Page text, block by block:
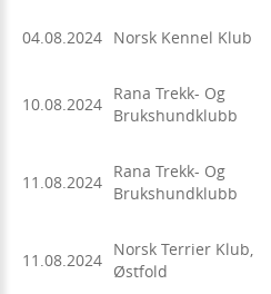
04.08.2024 Norsk Kennel Klub
10.08.2024
Rana Trekk- Og
Brukshundklubb
11.08.2024
Rana Trekk- Og
Brukshundklubb
11.08.2024
Norsk Terrier Klub,
Østfold